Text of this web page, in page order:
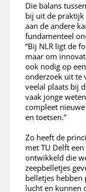
Die balans
bij uit de praktijk
aan de andere
fundamenteel
“Bij NLR ligt de
maar om
ook nodig op
onderzoek uit te
veelal plaats bij
vaak jonge
compleet
en toetsen.”
Zo heeft de
met TU Delft
ontwikkeld die
zeepbelletjes
belletjes hebben
lucht en kunnen